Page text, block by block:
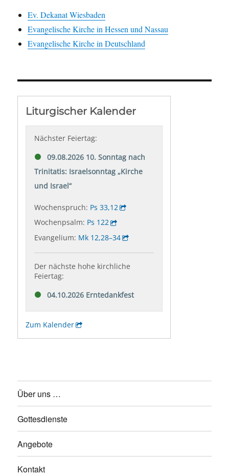
Ev. Dekanat Wiesbaden
Evangelische Kirche in Hessen und Nassau
Evangelische Kirche in Deutschland
Über uns …
Gottesdienste
Angebote
Kontakt